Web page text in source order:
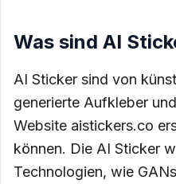
Was sind AI
AI Sticker sind von
generierte Aufkleber
Website aistickers.co
können. Die AI Sticker
Technologien, wie